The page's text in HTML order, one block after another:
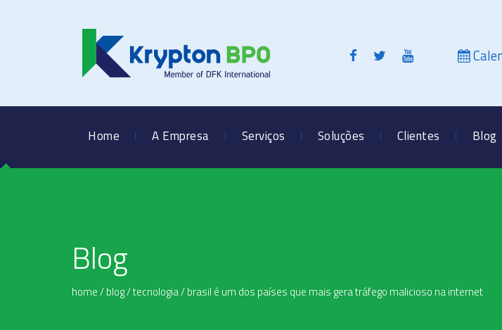
Home A Empresa Serviços Soluções Clientes Blog
Blog
home/blog/tecnologia/brasil é um dos países que mais gera tráfego malicioso na internet